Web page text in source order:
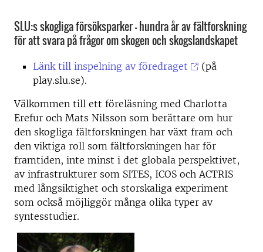
SLU:s skogliga försöksparker - hundra år av fältforskning
för att svara på frågor om skogen och skogslandskapet
Länk till inspelning av föredraget
(på
play.slu.se).
Välkommen till ett föreläsning med Charlotta
Erefur och Mats Nilsson som berättare om hur
den skogliga fältforskningen har växt fram och
den viktiga roll som fältforskningen har för
framtiden, inte minst i det globala perspektivet,
av infrastrukturer som SITES, ICOS och ACTRIS
med långsiktighet och storskaliga experiment
som också möjliggör många olika typer av
syntesstudier.